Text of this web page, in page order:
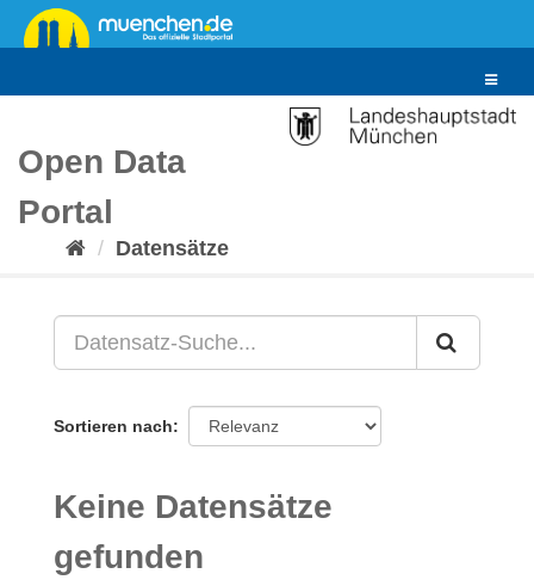
Überspringen
zum
Toggle
Open Data
Portal
Datensätze
Sortieren nach
Keine Datensätze
gefunden